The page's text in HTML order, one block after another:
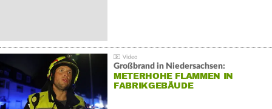
Großbrand in Niedersachsen:
METERHOHE FLAMMEN IN
FABRIKGEBÄUDE